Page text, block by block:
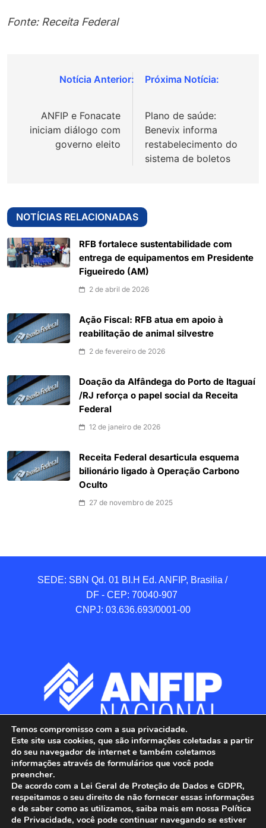
Fonte: Receita Federal
Navegação
Post
ANFIP e Fonacate
iniciam diálogo com
governo eleito
Plano de saúde:
Benevix informa
restabelecimento do
sistema de boletos
NOTÍCIAS RELACIONADAS
RFB fortalece sustentabilidade com
entrega de equipamentos em Presidente
Figueiredo (AM)
2 de abril de 2026
Ação Fiscal: RFB atua em apoio à
reabilitação de animal silvestre
2 de fevereiro de 2026
Doação da Alfândega do Porto de Itaguaí
/RJ reforça o papel social da Receita
Federal
12 de janeiro de 2026
Receita Federal desarticula esquema
bilionário ligado à Operação Carbono
Oculto
27 de novembro de 2025
SEDE: SBN Qd. 01 BI.H Ed. ANFIP, Brasilia /
DF - CEP: 70040-907
CNPJ: 03.636.693/0001-00
ANFIP - Associação Nacional dos Auditores
Temos compromisso com a sua privacidade.
Este site usa cookies, que são informações coletadas a partir
do seu navegador de internet e também coletamos
informações através de formulários que você pode
preencher.
De acordo com a Lei Geral de Proteção de Dados e GDPR,
respeitamos o seu direito de não fornecer essas informações
e de saber como as utilizamos, saiba mais em nossa Política
de Privacidade, você pode continuar navegando se estiver